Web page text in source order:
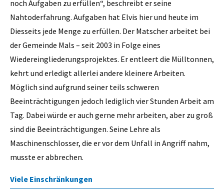
noch Aufgaben zu erfüllen“, beschreibt er seine
Nahtoderfahrung. Aufgaben hat Elvis hier und heute im
Diesseits jede Menge zu erfüllen. Der Matscher arbeitet bei
der Gemeinde Mals – seit 2003 in Folge eines
Wiedereingliederungsprojektes. Er entleert die Mülltonnen,
kehrt und erledigt allerlei andere kleinere Arbeiten.
Möglich sind aufgrund seiner teils schweren
Beeinträchtigungen jedoch lediglich vier Stunden Arbeit am
Tag. Dabei würde er auch gerne mehr arbeiten, aber zu groß
sind die Beeinträchtigungen. Seine Lehre als
Maschinenschlosser, die er vor dem Unfall in Angriff nahm,
musste er abbrechen.
Viele Einschränkungen